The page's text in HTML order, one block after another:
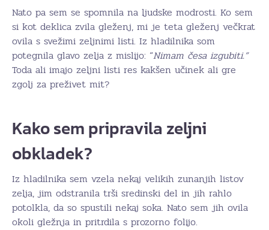
Nato pa sem se spomnila na ljudske modrosti. Ko sem
si kot deklica zvila gleženj, mi je teta gleženj večkrat
ovila s svežimi zeljnimi listi. Iz hladilnika som
potegnila glavo zelja z mislijo: “Nimam česa izgubiti.”
Toda ali imajo zeljni listi res kakšen učinek ali gre
zgolj za preživet mit?
Kako sem pripravila zeljni
obkladek?
Iz hladilnika sem vzela nekaj velikih zunanjih listov
zelja, jim odstranila trši sredinski del in jih rahlo
potolkla, da so spustili nekaj soka. Nato sem jih ovila
okoli gležnja in pritrdila s prozorno folijo.